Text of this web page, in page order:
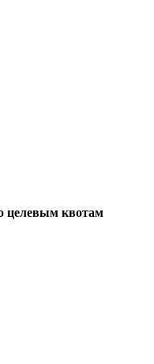
целевым квотам